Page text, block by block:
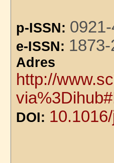
p-ISSN:
e-ISSN:
http://
DOI: